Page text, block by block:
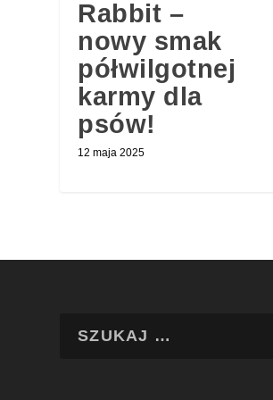
Rabbit –
nowy smak
półwilgotnej
karmy dla
psów!
12 maja 2025